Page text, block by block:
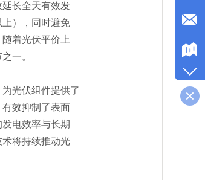
长全天有效发
），同时避免
着光伏平价上
一。
光伏组件提供了
效抑制了表面
电效率与长期
将持续推动光